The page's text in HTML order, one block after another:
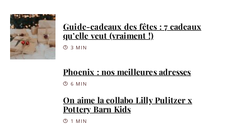
Guide-cadeaux des fêtes : 7 cadeaux
qu’elle veut (vraiment !)
3 MIN
Phoenix : nos meilleures adresses
6 MIN
On aime la collabo Lilly Pulitzer x
Pottery Barn Kids
1 MIN